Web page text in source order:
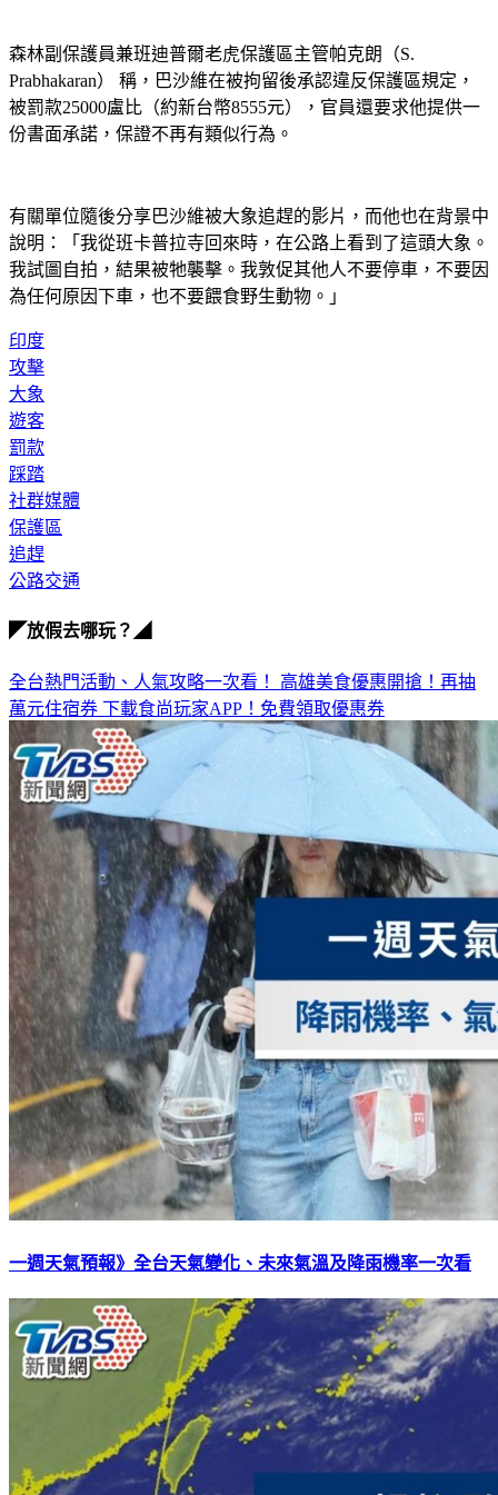
森林副保護員兼班迪普爾老虎保護區主管帕克朗（S.
Prabhakaran） 稱，巴沙維在被拘留後承認違反保護區規定，
被罰款25000盧比（約新台幣8555元），官員還要求他提供一
有關單位隨後分享巴沙維被大象追趕的影片，而他也在背景中
說明：「我從班卡普拉寺回來時，在公路上看到了這頭大象。
我試圖自拍，結果被牠襲擊。我敦促其他人不要停車，不要因
印度
攻擊
大象
遊客
罰款
踩踏
社群媒體
保護區
追趕
全台熱門活動、人氣攻略一次看！高雄美食優惠開搶！再抽
萬元住宿券下載食尚玩家APP！免費領取優惠券